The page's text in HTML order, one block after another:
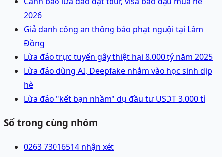
2026
Giả danh công an thông báo phạt nguội tại Lâm
Đồng
Lừa đảo trực tuyến gây thiệt hại 8.000 tỷ năm 2025
Lừa đảo dùng AI, Deepfake nhắm vào học sinh dịp
hè
Lừa đảo "kết bạn nhầm" dụ đầu tư USDT 3.000 tỉ
Số trong cùng nhóm
0263 73016514 nhận xét